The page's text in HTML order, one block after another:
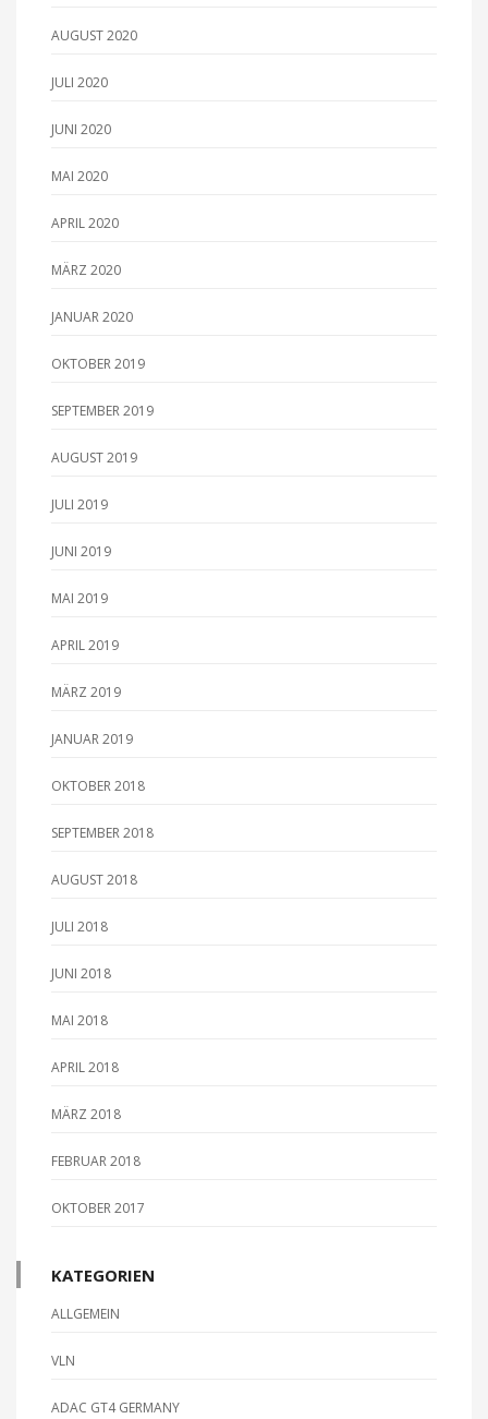
AUGUST 2020
JULI 2020
JUNI 2020
MAI 2020
APRIL 2020
MÄRZ 2020
JANUAR 2020
OKTOBER 2019
SEPTEMBER 2019
AUGUST 2019
JULI 2019
JUNI 2019
MAI 2019
APRIL 2019
MÄRZ 2019
JANUAR 2019
OKTOBER 2018
SEPTEMBER 2018
AUGUST 2018
JULI 2018
JUNI 2018
MAI 2018
APRIL 2018
MÄRZ 2018
FEBRUAR 2018
OKTOBER 2017
KATEGORIEN
ALLGEMEIN
VLN
ADAC GT4 GERMANY